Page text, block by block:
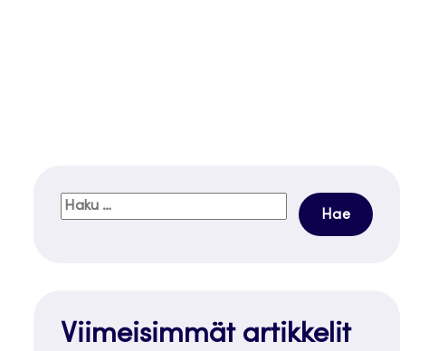
Haku:
Viimeisimmät artikkelit